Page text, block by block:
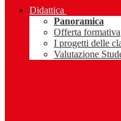
Didattica
Panoramica
Offerta formativa
I progetti delle
Valutazione